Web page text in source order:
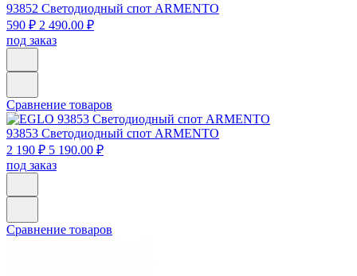
93852 Светодиодный спот ARMENTO
590 ₽ 2 490.00 ₽
под заказ
Сравнение товаров
93853 Светодиодный спот ARMENTO
2 190 ₽ 5 190.00 ₽
под заказ
Сравнение товаров